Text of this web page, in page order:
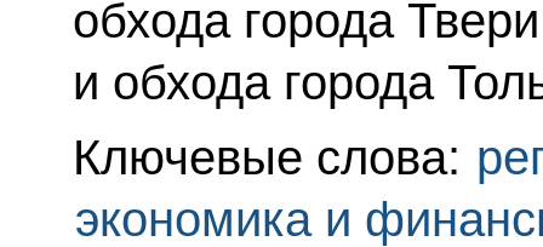
обхода города
и обхода города
Ключевые слова:
экономика и